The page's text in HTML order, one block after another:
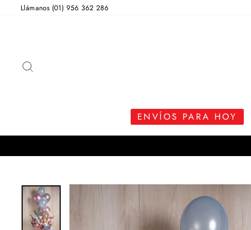
Llámanos (01) 956 362 286
ENVÍOS PARA HOY